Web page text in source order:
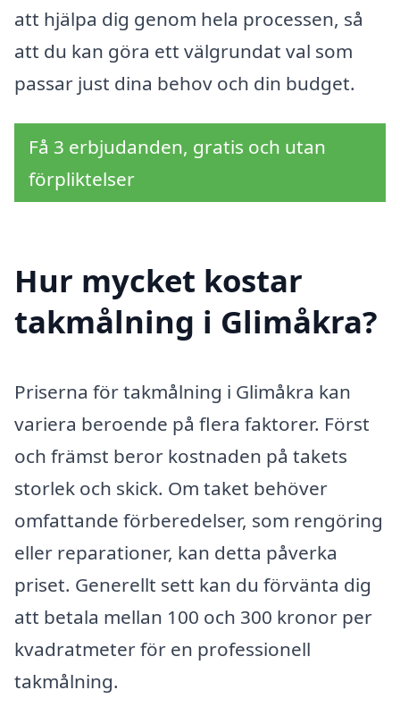
att hjälpa dig genom hela processen, så
att du kan göra ett välgrundat val som
passar just dina behov och din budget.
Få 3 erbjudanden, gratis och utan
förpliktelser
Hur mycket kostar
takmålning i Glimåkra?
Priserna för takmålning i Glimåkra kan
variera beroende på flera faktorer. Först
och främst beror kostnaden på takets
storlek och skick. Om taket behöver
omfattande förberedelser, som rengöring
eller reparationer, kan detta påverka
priset. Generellt sett kan du förvänta dig
att betala mellan 100 och 300 kronor per
kvadratmeter för en professionell
takmålning.